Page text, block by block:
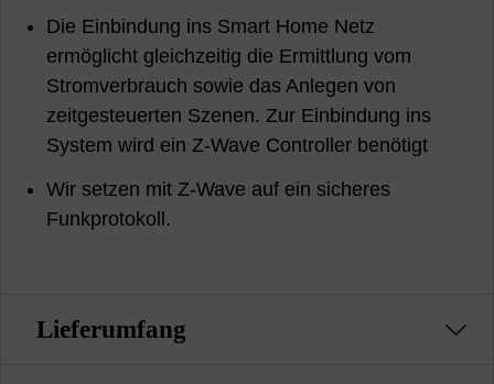
Die Einbindung ins Smart Home Netz
ermöglicht gleichzeitig die Ermittlung vom
Stromverbrauch sowie das Anlegen von
zeitgesteuerten Szenen. Zur Einbindung ins
System wird ein Z-Wave Controller benötigt
Wir setzen mit Z-Wave auf ein sicheres
Funkprotokoll.
Lieferumfang